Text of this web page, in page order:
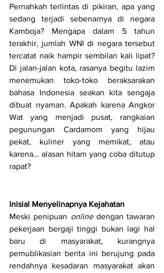
Pernahkah terlintas di pikiran, apa yang
sedang terjadi sebenarnya di negara
Kamboja? Mengapa dalam 5 tahun
terakhir, jumlah WNI di negara tersebut
tercatat naik hampir sembilan kali lipat?
Di jalan-jalan kota, rasanya begitu lazim
menemukan toko-toko beraksarakan
bahasa Indonesia seakan kita sengaja
dibuat nyaman. Apakah karena Angkor
Wat yang menjadi pusat, rangkaian
pegunungan Cardamom yang hijau
pekat, kuliner yang memikat, atau
karena… alasan hitam yang coba ditutup
rapat?
Inisial Menyelinapnya Kejahatan
Meski penipuan online dengan tawaran
pekerjaan bergaji tinggi bukan lagi hal
baru di masyarakat, kurangnya
pemublikasian berita ini berujung pada
rendahnya kesadaran masyarakat akan